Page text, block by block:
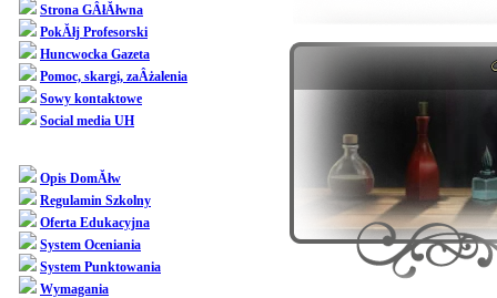
Strona GÂłĂłwna
PokĂłj Profesorski
Huncwocka Gazeta
Pomoc, skargi, zaÂżalenia
Sowy kontaktowe
Social media UH
Opis DomĂłw
Regulamin Szkolny
Oferta Edukacyjna
System Oceniania
System Punktowania
Wymagania